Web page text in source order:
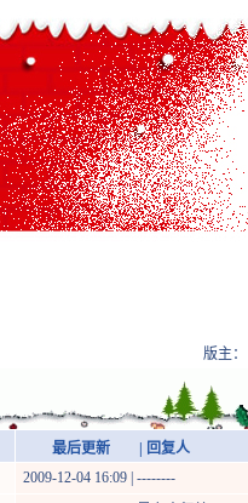
版主：
最后更新 | 回复人
2009-12-04 16:09 | --------